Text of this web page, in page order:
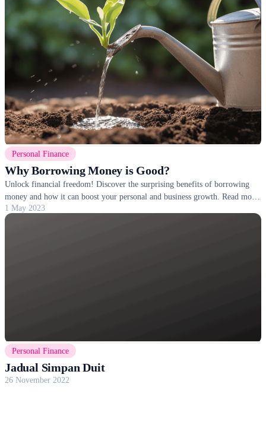
Personal Finance
Why Borrowing Money is Good?
Unlock financial freedom! Discover the surprising benefits of borrowing
money and how it can boost your personal and business growth. Read more
now!
1 May 2023
Personal Finance
Jadual Simpan Duit
26 November 2022